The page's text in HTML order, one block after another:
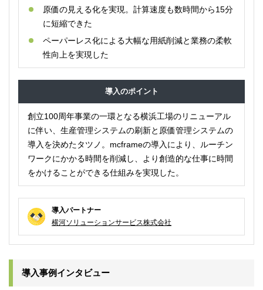
原価の見える化を実現。計算速度も数時間から15分
に短縮できた
ペーパーレス化による大幅な用紙削減と業務の柔軟
性向上を実現した
導入のポイント
創立100周年事業の一環となる横浜工場のリニューアル
に伴い、生産管理システムの刷新と原価管理システムの
導入を決めたタツノ。mcframeの導入により、ルーチン
ワークにかかる時間を削減し、より創造的な仕事に時間
をかけることができる仕組みを実現した。
導入パートナー
横河ソリューションサービス株式会社
導入事例インタビュー